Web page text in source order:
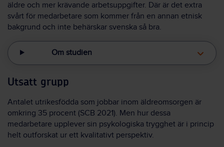
äldre och mer krävande arbetsuppgifter. Där är det extra
svårt för medarbetare som kommer från en annan etnisk
bakgrund och inte behärskar svenska så bra.
Om studien
Utsatt grupp
Antalet utrikesfödda som jobbar inom äldreomsorgen är
omkring 35 procent (SCB 2021). Men hur dessa
medarbetare upplever sin psykologiska trygghet är i princip
helt outforskat ur ett kvalitativt perspektiv.